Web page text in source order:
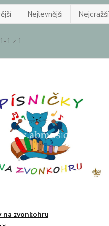
Nejlevnější Nejdražší
1 z 1
na zvonkohru